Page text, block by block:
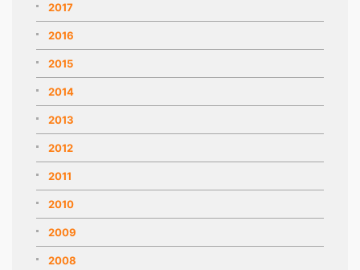
2017
2016
2015
2014
2013
2012
2011
2010
2009
2008